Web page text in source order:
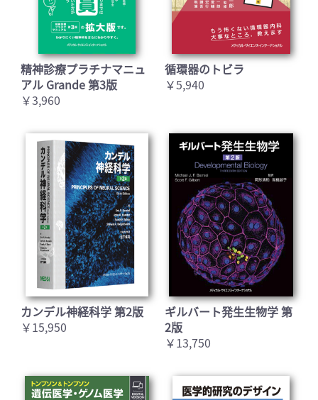
精神診療プラチナマニュ
アル Grande 第3版
￥3,960
循環器のトビラ
￥5,940
カンデル神経科学 第2版
￥15,950
ギルバート発生生物学 第
2版
￥13,750